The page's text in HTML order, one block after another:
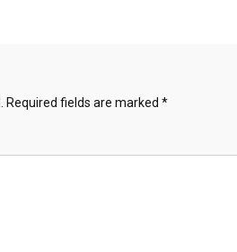
Required fields are marked *